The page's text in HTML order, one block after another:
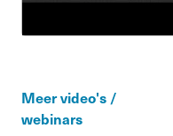
Meer video's /
webinars